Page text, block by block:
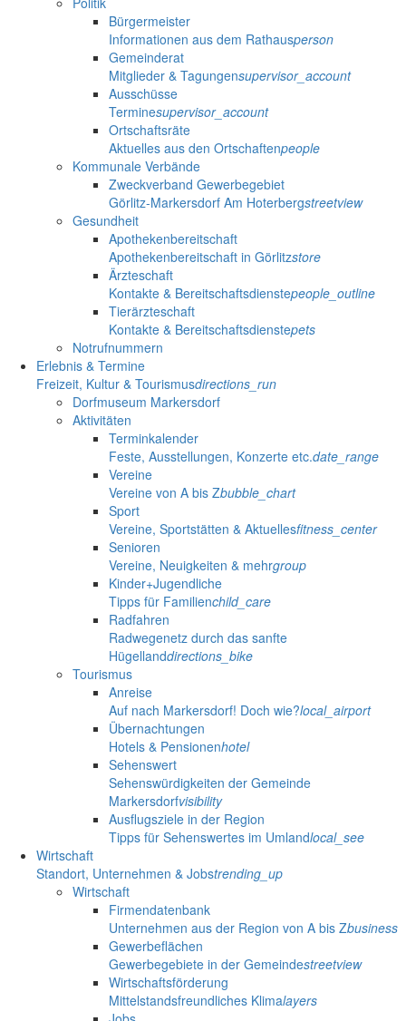
Bürgermeister
Informationen aus dem Rathausperson
Gemeinderat
Mitglieder & Tagungensupervisor_account
Ausschüsse
Terminesupervisor_account
Ortschaftsräte
Aktuelles aus den Ortschaftenpeople
Kommunale Verbände
Zweckverband Gewerbegebiet
Görlitz-Markersdorf Am Hoterbergstreetview
Gesundheit
Apothekenbereitschaft
Apothekenbereitschaft in Görlitzstore
Ärzteschaft
Kontakte & Bereitschaftsdienstepeople_outline
Tierärzteschaft
Kontakte & Bereitschaftsdienstepets
Notrufnummern
Erlebnis & Termine
Freizeit, Kultur & Tourismusdirections_run
Dorfmuseum Markersdorf
Aktivitäten
Terminkalender
Feste, Ausstellungen, Konzerte etc.date_range
Vereine
Vereine von A bis Zbubble_chart
Sport
Vereine, Sportstätten & Aktuellesfitness_center
Senioren
Vereine, Neuigkeiten & mehrgroup
Kinder+Jugendliche
Tipps für Familienchild_care
Radfahren
Radwegenetz durch das sanfte
Hügellanddirections_bike
Tourismus
Anreise
Auf nach Markersdorf! Doch wie?local_airport
Übernachtungen
Hotels & Pensionenhotel
Sehenswert
Sehenswürdigkeiten der Gemeinde
Markersdorfvisibility
Ausflugsziele in der Region
Tipps für Sehenswertes im Umlandlocal_see
Wirtschaft
Standort, Unternehmen & Jobstrending_up
Wirtschaft
Firmendatenbank
Unternehmen aus der Region von A bis Zbusiness
Gewerbeflächen
Gewerbegebiete in der Gemeindestreetview
Wirtschaftsförderung
Mittelstandsfreundliches Klimalayers